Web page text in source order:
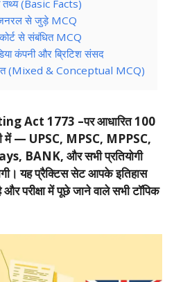
(Basic Facts)
से जुड़े MCQ
से संबंधित MCQ
कंपनी और ब्रिटिश संसद
(Mixed & Conceptual MCQ)
Act 1773 –पर आधारित 100
में — UPSC, MPSC, MPPSC,
BANK, और सभी प्रतियोगी
यह प्रैक्टिस सेट आपके इतिहास
परीक्षा में पूछे जाने वाले सभी टॉपिक